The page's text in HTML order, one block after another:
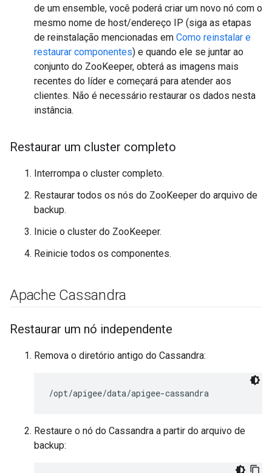
de um ensemble, você poderá criar um novo nó com o
mesmo nome de host/endereço IP (siga as etapas
de reinstalação mencionadas em Como reinstalar e
restaurar componentes) e quando ele se juntar ao
conjunto do ZooKeeper, obterá as imagens mais
recentes do líder e começará para atender aos
clientes. Não é necessário restaurar os dados nesta
instância.
Restaurar um cluster completo
Interrompa o cluster completo.
Restaurar todos os nós do ZooKeeper do arquivo de
backup.
Inicie o cluster do ZooKeeper.
Reinicie todos os componentes.
Apache Cassandra
Restaurar um nó independente
Remova o diretório antigo do Cassandra:
/opt/apigee/data/apigee-cassandra
Restaure o nó do Cassandra a partir do arquivo de
backup: